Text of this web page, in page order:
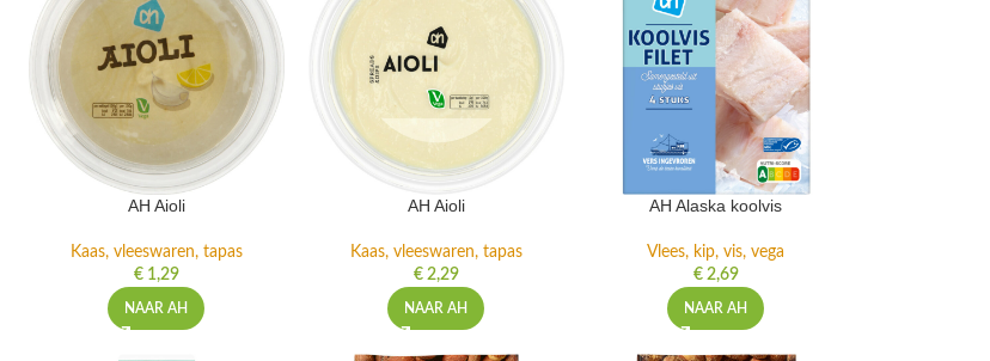
AH Aioli
Kaas, vleeswaren, tapas
€1,29
NAAR AH
AH Aioli
Kaas, vleeswaren, tapas
€2,29
NAAR AH
AH Alaska koolvis
Vlees, kip, vis, vega
€2,69
NAAR AH